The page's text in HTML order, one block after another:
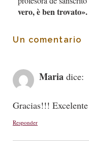
vero, è ben trovato».
Un comentario
Maria dice:
Gracias!!!
Responder